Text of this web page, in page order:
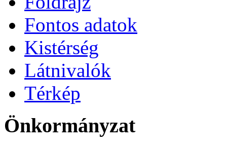
Fontos adatok
Kistérség
Látnivalók
Térkép
Önkormányzat